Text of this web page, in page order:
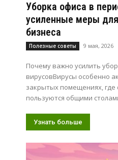
Уборка офиса в
усиленные меры
бизнеса
Полезные советы 9 мая, 2026
Почему важно усилить
вирусовВирусы особенно
закрытых помещениях,
пользуются общими
Узнать больше